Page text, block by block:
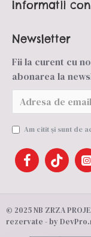
Informatii
Newsletter
Fii la curent cu
abonarea la
Am citit şi sunt de
© 2025 NB ZRZA
rezervate - by